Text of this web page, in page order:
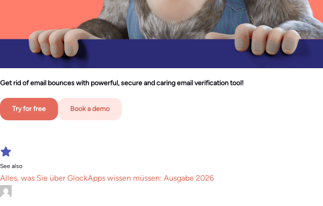
Get rid of email bounces with powerful, secure and caring email verification tool!
Try for free Book a demo
See also
Alles, was Sie über GlockApps wissen müssen: Ausgabe 2026